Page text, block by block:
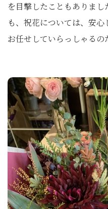
を目撃したこともありま
も、祝花については、安
お任せしていらっしゃるの